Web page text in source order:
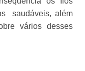
saudáveis, além
vários desses